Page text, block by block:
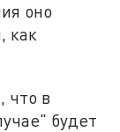
оно
как
что в
будет